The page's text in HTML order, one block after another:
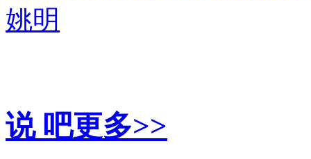
姚明
说 吧更多>>